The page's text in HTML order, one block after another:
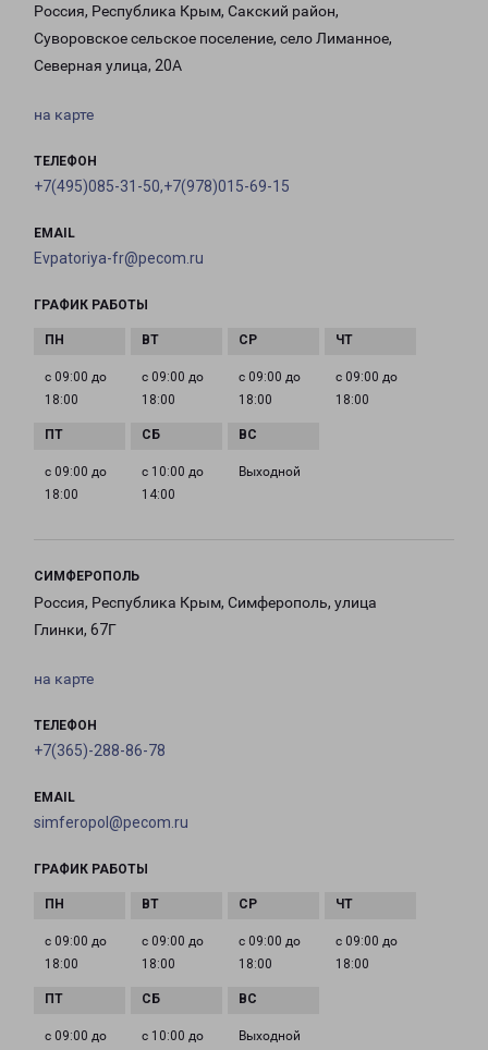
Россия, Республика Крым, Сакский район,
Суворовское сельское поселение, село Лиманное,
Северная улица, 20А
на карте
ТЕЛЕФОН
+7(495)085-31-50,+7(978)015-69-15
EMAIL
Evpatoriya-fr@pecom.ru
ГРАФИК РАБОТЫ
с 09:00 до
18:00
с 09:00 до
18:00
с 09:00 до
18:00
с 09:00 до
18:00
с 09:00 до
18:00
с 10:00 до
14:00
Выходной
СИМФЕРОПОЛЬ
Россия, Республика Крым, Симферополь, улица
Глинки, 67Г
на карте
ТЕЛЕФОН
+7(365)-288-86-78
EMAIL
simferopol@pecom.ru
ГРАФИК РАБОТЫ
с 09:00 до
18:00
с 09:00 до
18:00
с 09:00 до
18:00
с 09:00 до
18:00
с 09:00 до
с 10:00 до
Выходной